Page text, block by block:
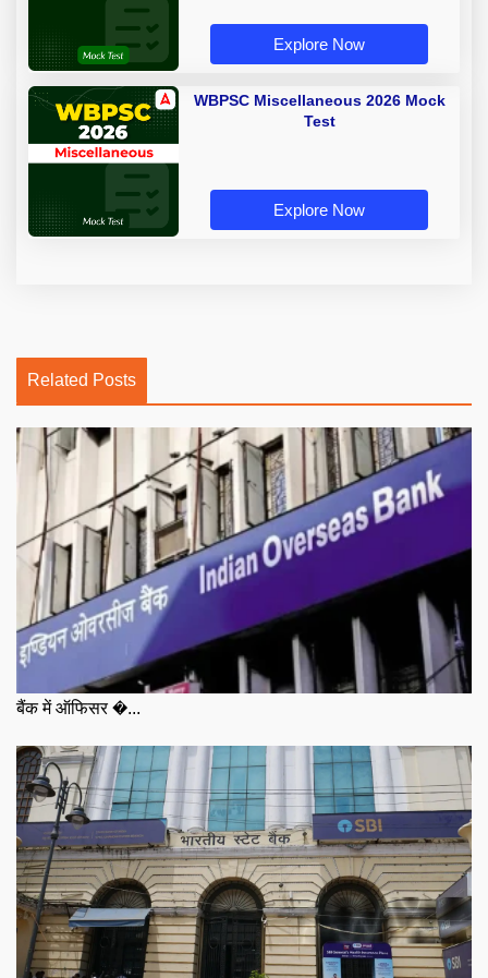
Explore Now
WBPSC Miscellaneous 2026 Mock
Test
Explore Now
Related Posts
बैंक में ऑफिसर �...